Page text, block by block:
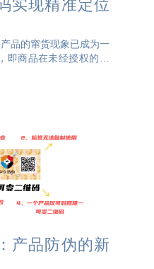
实现精准定位
品的窜货现象已成为一
即商品在未经授权的情
威胁。为了解决这一难
产品防伪的新